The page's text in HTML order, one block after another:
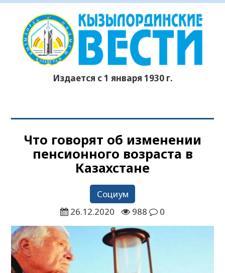
Издается с 1 января 1930 г.
Что говорят об изменении
пенсионного возраста в
Казахстане
Социум
26.12.2020
988 0